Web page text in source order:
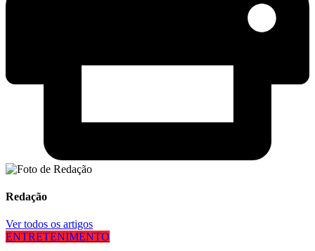
Redação
Ver todos os artigos
ENTRETENIMENTO